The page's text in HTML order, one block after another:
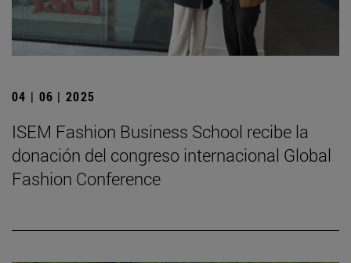
04 | 06 | 2025
ISEM Fashion Business School recibe la
donación del congreso internacional Global
Fashion Conference